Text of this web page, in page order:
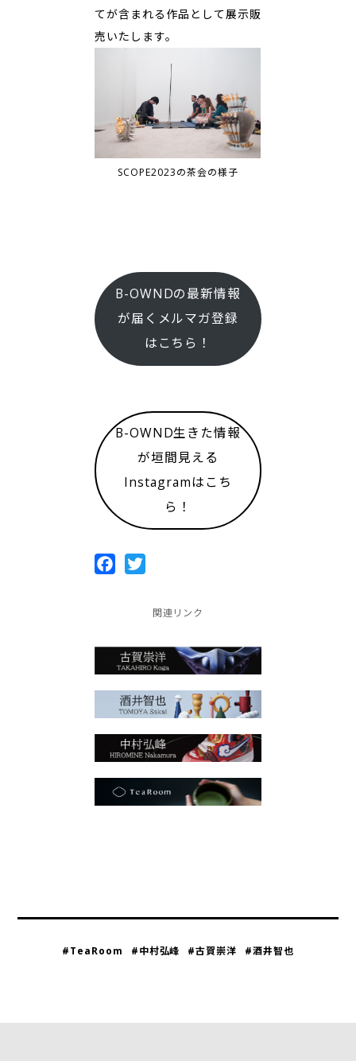
てが含まれる作品として展示販
売いたします。
SCOPE2023の茶会の様子
B-OWNDの最新情報
が届くメルマガ登録
はこちら！
B-OWND生きた情報
が垣間見える
Instagramはこち
ら！
Facebook
関連リンク
#TeaRoom #中村弘峰 #古賀崇洋 #酒井智也